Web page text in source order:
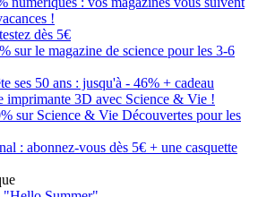
!
dès 5€
sur le magazine de science pour les 3-6
ses 50 ans : jusqu'à - 46% + cadeau
imprimante 3D avec Science & Vie !
sur Science & Vie Découvertes pour les
: abonnez-vous dès 5€ + une casquette